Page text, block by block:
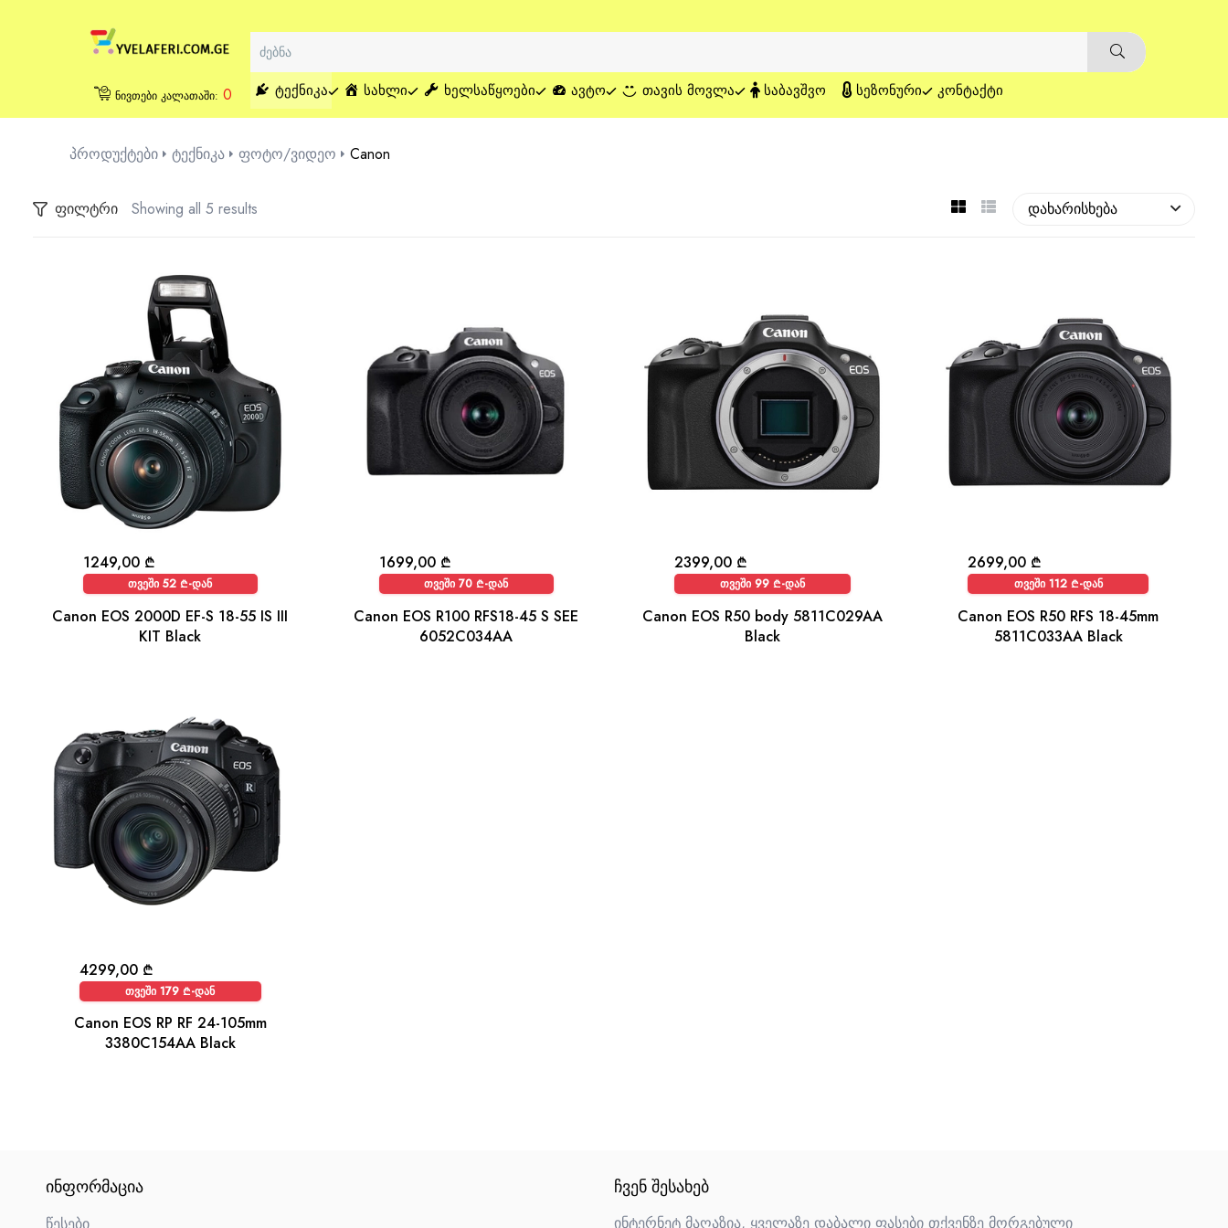
ნივთები კალათაში: 0 ᲢᲔᲥᲜᲘᲙᲐ ᲡᲐᲮᲚᲘ ᲮᲔᲚᲡᲐᲬᲧᲝᲔᲑᲘ ᲐᲕᲢᲝ ᲗᲐᲕᲘᲡ ᲛᲝᲕᲚᲐ ᲡᲐᲑᲐᲕᲨᲕᲝ ᲡᲔᲖᲝᲜᲣᲠᲘ ᲙᲝᲜᲢᲐᲥᲢᲘ
პროდუქტები ტექნიკა ფოტო/ვიდეო Canon
ფილტრი Showing all 5 results დახარისხება
Canon EOS 2000D EF-S 18-55 IS III
KIT Black
1249,00 ₾
თვეში 52 ₾-დან
Canon EOS R100 RFS18-45 S SEE
6052C034AA
1699,00 ₾
თვეში 70 ₾-დან
Canon EOS R50 body 5811C029AA
Black
2399,00 ₾
თვეში 99 ₾-დან
Canon EOS R50 RFS 18-45mm
5811C033AA Black
2699,00 ₾
თვეში 112 ₾-დან
Canon EOS RP RF 24-105mm
3380C154AA Black
4299,00 ₾
თვეში 179 ₾-დან
ᲘᲜᲤᲝᲠᲛᲐᲪᲘᲐ ᲩᲕᲔᲜ ᲨᲔᲡᲐᲮᲔᲑ
ინტერნეტ მაღაზია, ყველაზე დაბალი ფასები თქვენზე მორგებული